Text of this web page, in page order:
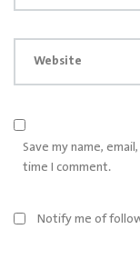
Website
Save my name,
time I comment.
Notify me of